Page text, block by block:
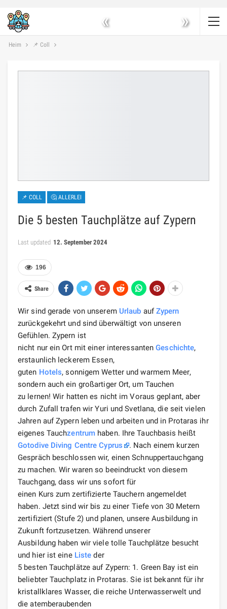
« »
Heim 📌 Coll
📌 COLL 🤔 ALLERLEI
Die 5 besten Tauchplätze auf Zypern
Last updated 12. September 2024
196
Share
Wir sind gerade von unserem Urlaub aufZypern
zurückgekehrt und sind überwältigt von unseren
Gefühlen. Zypern ist
nicht nur ein Ort mit einer interessantenGeschichte,
erstaunlich leckerem Essen,
guten Hotels, sonnigem Wetter und warmem Meer,
sondern auch ein großartiger Ort, um Tauchen
zu lernen! Wir hatten es nicht im Voraus geplant, aber
durch Zufall trafen wir Yuri und Svetlana, die seit vielen
Jahren auf Zypern leben und arbeiten und in Protaras ihr
eigenes Tauchzentrum haben. Ihre Tauchbasis heißt
Gotodive Diving Centre Cyprus
. Nach einem kurzen
Gespräch beschlossen wir, einen Schnuppertauchgang
zu machen. Wir waren so beeindruckt von diesem
Tauchgang, dass wir uns sofort für
einen Kurs zum zertifizierte Tauchern angemeldet
haben. Jetzt sind wir bis zu einer Tiefe von 30 Metern
zertifiziert (Stufe 2) und planen, unsere Ausbildung in
Zukunft fortzusetzen. Während unserer
Ausbildung haben wir viele tolle Tauchplätze besucht
und hier ist eine Liste der
5 besten Tauchplätze auf Zypern: 1. Green Bay ist ein
beliebter Tauchplatz in Protaras. Sie ist bekannt für ihr
kristallklares Wasser, die reiche Unterwasserwelt und
die atemberaubenden